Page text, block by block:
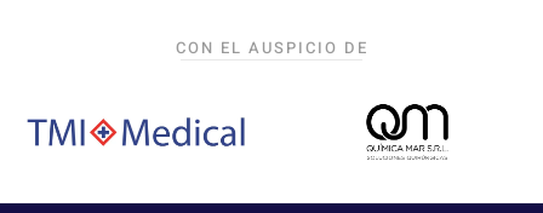
CON EL AUSPICIO DE